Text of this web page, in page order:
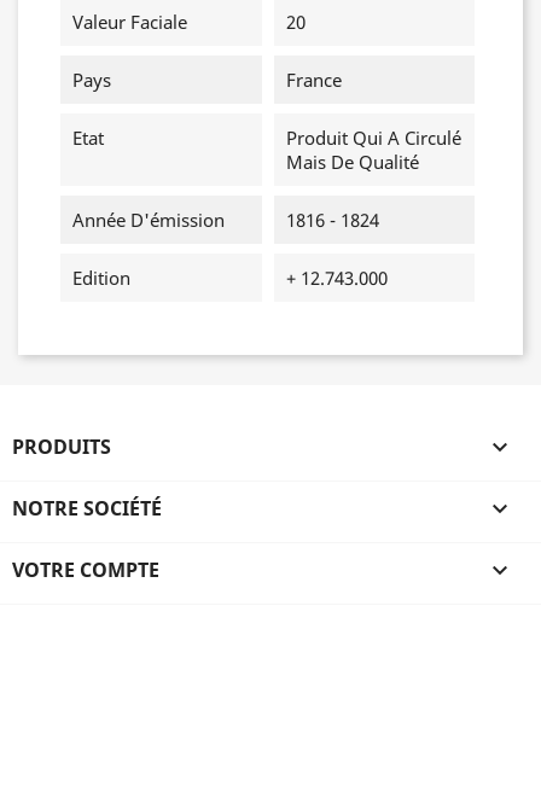
Valeur Faciale 20
Pays France
Etat
Produit Qui A Circulé
Mais De Qualité
Année D'émission 1816 - 1824
Edition + 12.743.000
PRODUITS 
NOTRE SOCIÉTÉ 
VOTRE COMPTE 